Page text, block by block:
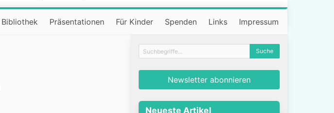
Bibliothek Präsentationen Für Kinder Spenden Links Impressum
Newsletter abonnieren
Neueste Artikel